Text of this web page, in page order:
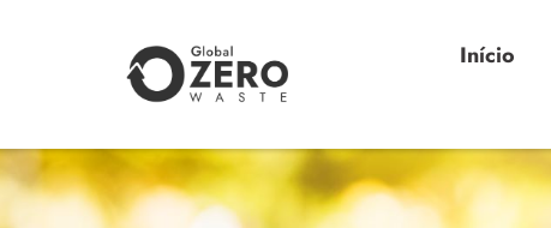
Início